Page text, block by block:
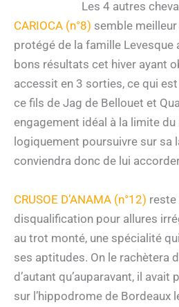
Les 4 autres
CARIOCA (n°8) semble
protégé de la famille Levesque
bons résultats cet hiver ayant
accessit en 3 sorties, ce qui
ce fils de Jag de Bellouet et
engagement idéal à la limite
logiquement poursuivre sur sa
conviendra donc de lui
CRUSOE D’ANAMA (n°12) reste
disqualification pour allures
au trot monté, une spécialité
ses aptitudes. On le rachètera
d’autant qu’auparavant, il
sur l’hippodrome de Bordeaux